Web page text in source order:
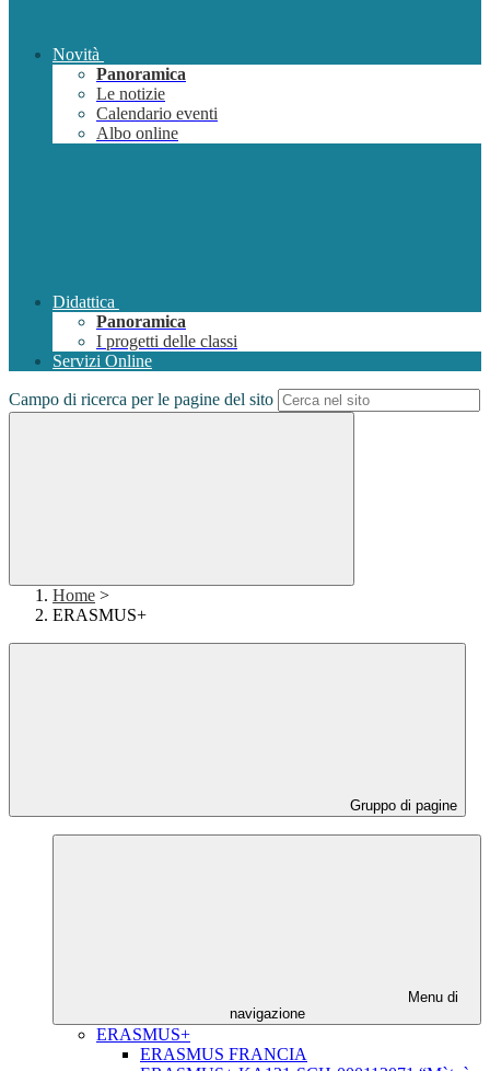
Novità
Panoramica
Le notizie
Calendario eventi
Albo online
Didattica
Panoramica
I progetti delle classi
Servizi Online
Campo di ricerca per le pagine del sito
Home >
ERASMUS+
Gruppo di pagine
Menu di
navigazione
ERASMUS+
ERASMUS FRANCIA